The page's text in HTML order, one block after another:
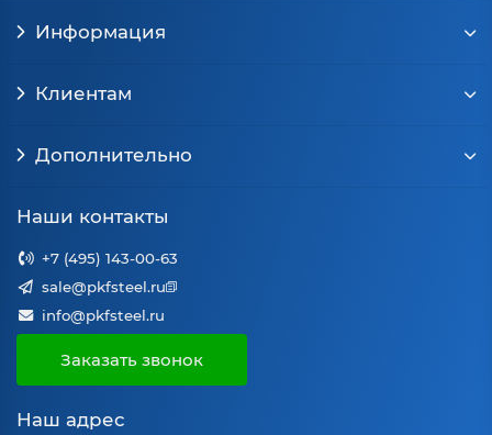
Информация
Клиентам
Дополнительно
Наши контакты
+7 (495) 143-00-63
sale@pkfsteel.ru
info@pkfsteel.ru
Заказать звонок
Наш адрес